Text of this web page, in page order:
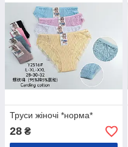
Труси жіночі *норма*
28 ₴